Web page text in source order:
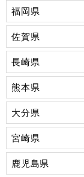
福岡県
佐賀県
長崎県
熊本県
大分県
宮崎県
鹿児島県